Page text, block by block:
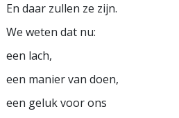
En daar zullen ze zijn.
We weten dat nu:
een lach,
een manier van doen,
een geluk voor ons